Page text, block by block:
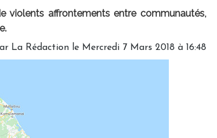
violents affrontements entre communautés,
La Rédaction le Mercredi 7 Mars 2018 à 16:48